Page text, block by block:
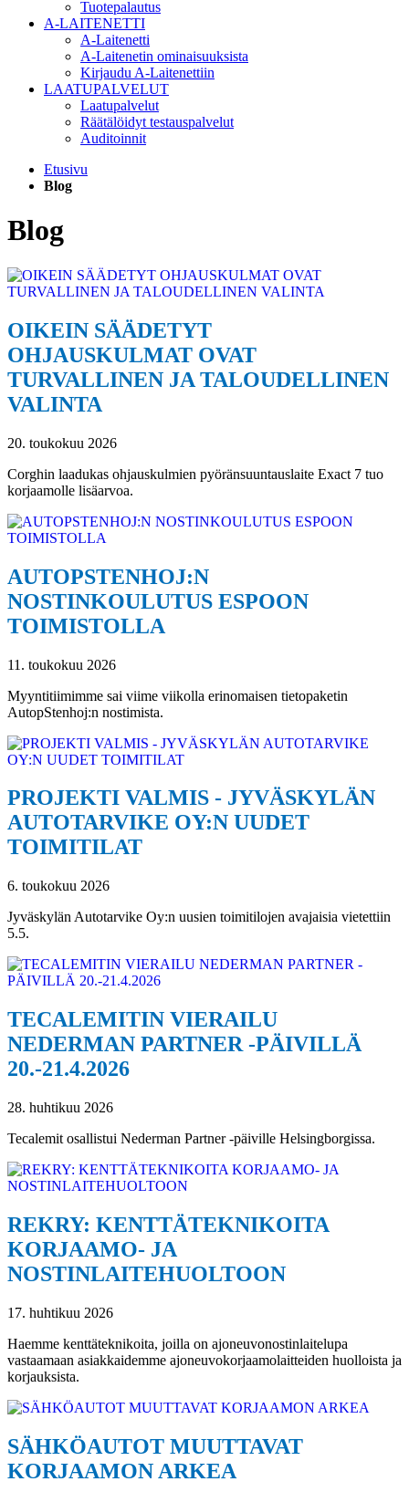
Tuotepalautus
A-LAITENETTI
A-Laitenetti
A-Laitenetin ominaisuuksista
Kirjaudu A-Laitenettiin
LAATUPALVELUT
Laatupalvelut
Räätälöidyt testauspalvelut
Auditoinnit
Etusivu
Blog
Blog
OIKEIN SÄÄDETYT
OHJAUSKULMAT OVAT
TURVALLINEN JA TALOUDELLINEN
VALINTA
20. toukokuu 2026
Corghin laadukas ohjauskulmien pyöränsuuntauslaite Exact 7 tuo
korjaamolle lisäarvoa.
AUTOPSTENHOJ:N
NOSTINKOULUTUS ESPOON
TOIMISTOLLA
11. toukokuu 2026
Myyntitiimimme sai viime viikolla erinomaisen tietopaketin
AutopStenhoj:n nostimista.
PROJEKTI VALMIS - JYVÄSKYLÄN
AUTOTARVIKE OY:N UUDET
TOIMITILAT
6. toukokuu 2026
Jyväskylän Autotarvike Oy:n uusien toimitilojen avajaisia vietettiin
5.5.
TECALEMITIN VIERAILU
NEDERMAN PARTNER -PÄIVILLÄ
20.-21.4.2026
28. huhtikuu 2026
Tecalemit osallistui Nederman Partner -päiville Helsingborgissa.
REKRY: KENTTÄTEKNIKOITA
KORJAAMO- JA
NOSTINLAITEHUOLTOON
17. huhtikuu 2026
Haemme kenttäteknikoita, joilla on ajoneuvonostinlaitelupa
vastaamaan asiakkaidemme ajoneuvokorjaamolaitteiden huolloista ja
korjauksista.
SÄHKÖAUTOT MUUTTAVAT
KORJAAMON ARKEA